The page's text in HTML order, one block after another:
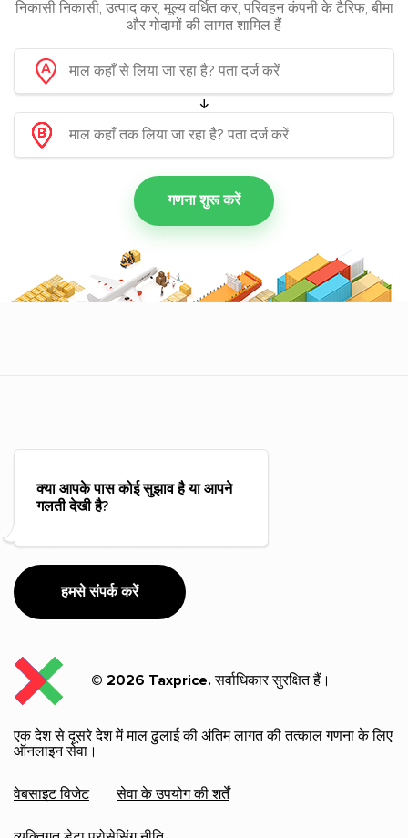
निकासी निकासी, उत्पाद कर, मूल्य वर्धित कर, परिवहन कंपनी के टैरिफ, बीमा
और गोदामों की लागत शामिल हैं
गणना शुरू करें
क्या आपके पास कोई सुझाव है या आपने
गलती देखी है?
हमसे संपर्क करें
© 2026 Taxprice. सर्वाधिकार सुरक्षित हैं।
एक देश से दूसरे देश में माल ढुलाई की अंतिम लागत की तत्काल गणना के लिए
ऑनलाइन सेवा।
वेबसाइट विजेट सेवा के उपयोग की शर्तें